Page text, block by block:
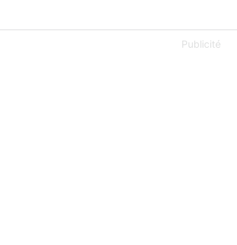
Publicité